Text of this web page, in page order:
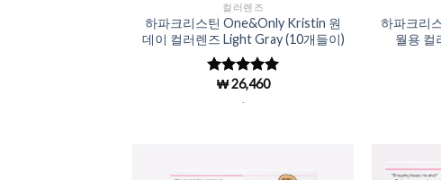
컬러렌즈
하파크리스틴 One&Only Kristin 원
데이 컬러렌즈 Light Gray (10개들이)
5 중에서
로 평
₩26,460
하파크리
월용 컬